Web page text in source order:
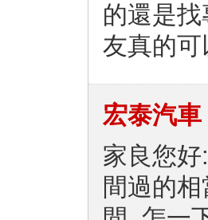
的還是
友真的
宏泰汽車
家良您
間過的